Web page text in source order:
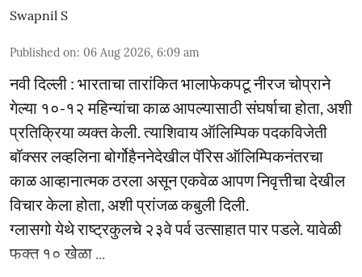
Swapnil S
Published on: 06 Aug 2026, 6:09 am
नवी दिल्ली : भारताचा तारांकित भालाफेकपटू नीरज चोप्राने
गेल्या १०-१२ महिन्यांचा काळ आपल्यासाठी संघर्षाचा होता, अशी
प्रतिक्रिया व्यक्त केली. त्याशिवाय ऑलिम्पिक पदकविजेती
बॉक्सर लव्हलिना बोर्गोहैननेदेखील पॅरिस ऑलिम्पिकनंतरचा
काळ आव्हानात्मक ठरला असून एकवेळ आपण निवृत्तीचा देखील
विचार केला होता, अशी प्रांजळ कबुली दिली.
ग्लासगो येथे राष्ट्रकुलचे २३वे पर्व उत्साहात पार पडले. यावेळी
फक्त १० खेळा ...